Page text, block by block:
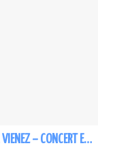
REGAL VIENEZ – CONCERT EXTRAORDINAR DE CRACIUN - Calarasi